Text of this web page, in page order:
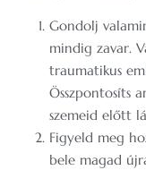
Gondolj
mindig zavar.
traumatikus
Összpontosíts
szemeid előtt
Figyeld meg
bele magad